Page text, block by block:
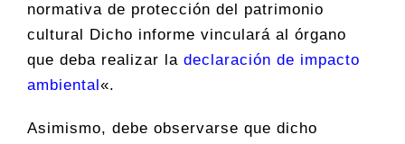
normativa de protección del patrimonio
cultural Dicho informe vinculará al órgano
que deba realizar la declaración de impacto
ambiental «.
Asimismo, debe observarse que dicho